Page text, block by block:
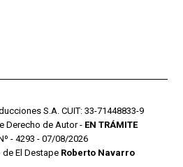
S.A. CUIT: 33-71448833-9
Derecho de Autor - EN TRÁMITE
- 4293 - 07/08/2026
El Destape Roberto Navarro